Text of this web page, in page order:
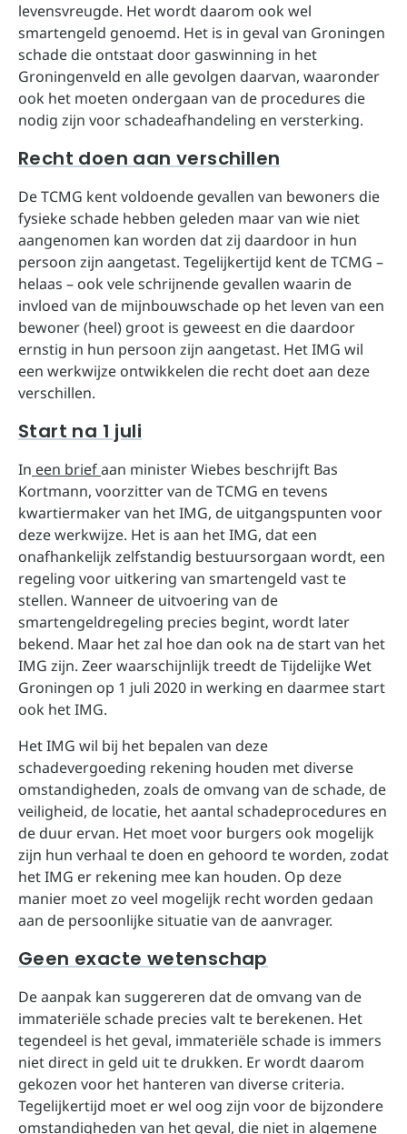
levensvreugde. Het wordt daarom ook wel
smartengeld genoemd. Het is in geval van Groningen
schade die ontstaat door gaswinning in het
Groningenveld en alle gevolgen daarvan, waaronder
ook het moeten ondergaan van de procedures die
nodig zijn voor schadeafhandeling en versterking.
Recht doen aan verschillen
De TCMG kent voldoende gevallen van bewoners die
fysieke schade hebben geleden maar van wie niet
aangenomen kan worden dat zij daardoor in hun
persoon zijn aangetast. Tegelijkertijd kent de TCMG –
helaas – ook vele schrijnende gevallen waarin de
invloed van de mijnbouwschade op het leven van een
bewoner (heel) groot is geweest en die daardoor
ernstig in hun persoon zijn aangetast. Het IMG wil
een werkwijze ontwikkelen die recht doet aan deze
verschillen.
Start na 1 juli
In een briefaan minister Wiebes beschrijft Bas
Kortmann, voorzitter van de TCMG en tevens
kwartiermaker van het IMG, de uitgangspunten voor
deze werkwijze. Het is aan het IMG, dat een
onafhankelijk zelfstandig bestuursorgaan wordt, een
regeling voor uitkering van smartengeld vast te
stellen. Wanneer de uitvoering van de
smartengeldregeling precies begint, wordt later
bekend. Maar het zal hoe dan ook na de start van het
IMG zijn. Zeer waarschijnlijk treedt de Tijdelijke Wet
Groningen op 1 juli 2020 in werking en daarmee start
ook het IMG.
Het IMG wil bij het bepalen van deze
schadevergoeding rekening houden met diverse
omstandigheden, zoals de omvang van de schade, de
veiligheid, de locatie, het aantal schadeprocedures en
de duur ervan. Het moet voor burgers ook mogelijk
zijn hun verhaal te doen en gehoord te worden, zodat
het IMG er rekening mee kan houden. Op deze
manier moet zo veel mogelijk recht worden gedaan
aan de persoonlijke situatie van de aanvrager.
Geen exacte wetenschap
De aanpak kan suggereren dat de omvang van de
immateriële schade precies valt te berekenen. Het
tegendeel is het geval, immateriële schade is immers
niet direct in geld uit te drukken. Er wordt daarom
gekozen voor het hanteren van diverse criteria.
Tegelijkertijd moet er wel oog zijn voor de bijzondere
omstandigheden van het geval, die niet in algemene